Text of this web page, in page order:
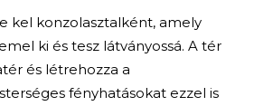
kel konzolasztalként, amely
ki és tesz látványossá. A tér
és létrehozza a
fényhatásokat ezzel is